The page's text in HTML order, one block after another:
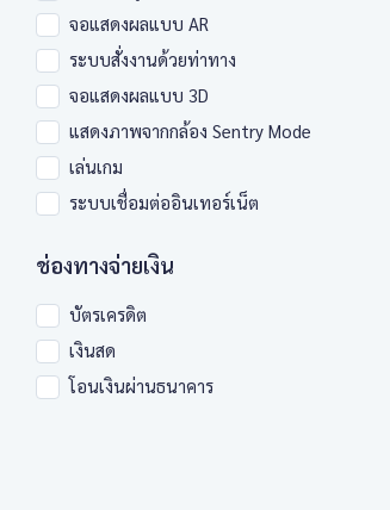
จอแสดงผลแบบ AR
ระบบสั่งงานด้วยท่าทาง
จอแสดงผลแบบ 3D
แสดงภาพจากกล้อง Sentry Mode
เล่นเกม
ระบบเชื่อมต่ออินเทอร์เน็ต
ช่องทางจ่ายเงิน
บัตรเครดิต
เงินสด
โอนเงินผ่านธนาคาร